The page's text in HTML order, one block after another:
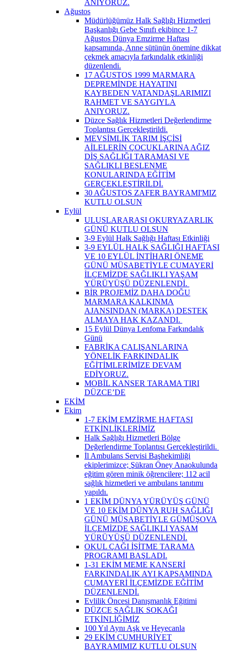
ANIYORUZ.
Ağustos
Müdürlüğümüz Halk Sağlığı Hizmetleri
Başkanlığı Gebe Sınıfı ekibince 1-7
Ağustos Dünya Emzirme Haftası
kapsamında, Anne sütünün önemine dikkat
çekmek amacıyla farkındalık etkinliği
düzenlendi.
17 AĞUSTOS 1999 MARMARA
DEPREMİNDE HAYATINI
KAYBEDEN VATANDAŞLARIMIZI
RAHMET VE SAYGIYLA
ANIYORUZ.
Düzce Sağlık Hizmetleri Değerlendirme
Toplantısı Gerçekleştirildi.
MEVSİMLİK TARIM İŞÇİSİ
AİLELERİN ÇOCUKLARINA AĞIZ
DİŞ SAĞLIĞI TARAMASI VE
SAĞLIKLI BESLENME
KONULARINDA EĞİTİM
GERÇEKLEŞTİRİLDİ.
30 AĞUSTOS ZAFER BAYRAMI'MIZ
KUTLU OLSUN
Eylül
ULUSLARARASI OKURYAZARLIK
GÜNÜ KUTLU OLSUN
3-9 Eylül Halk Sağlığı Haftası Etkinliği
3-9 EYLÜL HALK SAĞLIĞI HAFTASI
VE 10 EYLÜL İNTİHARI ÖNEME
GÜNÜ MÜSABETİYLE CUMAYERİ
İLÇEMİZDE SAĞLIKLI YAŞAM
YÜRÜYÜŞÜ DÜZENLENDİ. ​
BİR PROJEMİZ DAHA DOĞU
MARMARA KALKINMA
AJANSINDAN (MARKA) DESTEK
ALMAYA HAK KAZANDI. ​
15 Eylül Dünya Lenfoma Farkındalık
Günü
FABRİKA ÇALIŞANLARINA
YÖNELİK FARKINDALIK
EĞİTİMLERİMİZE DEVAM
EDİYORUZ.
MOBİL KANSER TARAMA TIRI
DÜZCE’DE
EKİM
Ekim
1-7 EKİM EMZİRME HAFTASI
ETKİNLİKLERİMİZ
Halk Sağlığı Hizmetleri Bölge
Değerlendirme Toplantısı Gerçekleştirildi. ​
İl Ambulans Servisi Başhekimliği
ekiplerimizce; Şükran Öney Anaokulunda
eğitim gören minik öğrencilere; 112 acil
sağlık hizmetleri ve ambulans tanıtımı
yapıldı.
1 EKİM DÜNYA YÜRÜYÜŞ GÜNÜ
VE 10 EKİM DÜNYA RUH SAĞLIĞI
GÜNÜ MÜSABETİYLE GÜMÜŞOVA
İLÇEMİZDE SAĞLIKLI YAŞAM
YÜRÜYÜŞÜ DÜZENLENDİ.
OKUL ÇAĞI İŞİTME TARAMA
PROGRAMI BAŞLADI.
1-31 EKİM MEME KANSERİ
FARKINDALIK AYI KAPSAMINDA
CUMAYERİ İLÇEMİZDE EĞİTİM
DÜZENLENDİ.
Evlilik Öncesi Danışmanlık Eğitimi
DÜZCE SAĞLIK SOKAĞI
ETKİNLİĞİMİZ
100 Yıl Aynı Aşk ve Heyecanla
29 EKİM CUMHURİYET
BAYRAMIMIZ KUTLU OLSUN